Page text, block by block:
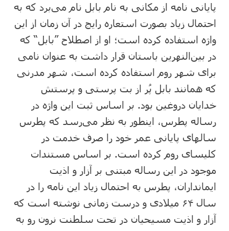
پایانی نامه از مکانی به نام بابل نام می‌برد که به
احتمال زیاد بصورت استعاره رایج در آن زمان از این
واژه استفاده کرده است؛ او از اصطلاح ”بابل“ که
در بین‌النهرین باستان قرار داشت به عنوان نامی
برای شهر روم استفاده کرده است، شهر مدرنی
که همانند بابل پُر از بت پرستی و پرستش
خدایان دروغین بود. بر اساس ثبت این واژه در
رساله پطرس، اینطور به نظر می‌رسد که پطرس
سالهای پایانی عمر خود را صرف خدمت در
کلیسای روم کرده است. بر اساس مستندات
موجود در این رساله مبتنی بر آزار و اذیت
ایمانداران، پطرس به احتمال زیاد این نامه را در
سال ۶۴ میلادی و درست زمانی نوشته است که
آزار و اذیت مسیحیان در تحت سلطنت نرون رو به